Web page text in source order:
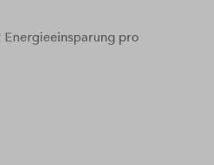
Energieeinsparung pro